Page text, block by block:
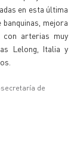
en esta última
mejora
arterias muy
Lelong, Italia y
de